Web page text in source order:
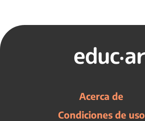
Acerca de
Condiciones de uso